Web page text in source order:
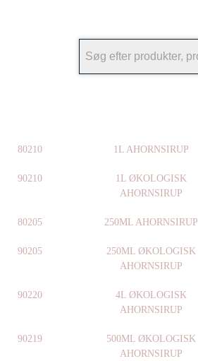
80210 1L AHORNSIRUP
90210
1L ØKOLOGISK
AHORNSIRUP
80205 250ML AHORNSIRUP
90205
250ML ØKOLOGISK
AHORNSIRUP
90220
4L ØKOLOGISK
AHORNSIRUP
90219
500ML ØKOLOGISK
AHORNSIRUP